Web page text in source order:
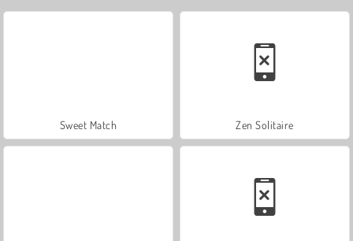
Sweet Match Zen Solitaire